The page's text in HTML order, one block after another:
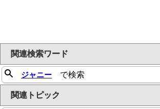
関連検索ワード
ジャニー で検索
関連トピック